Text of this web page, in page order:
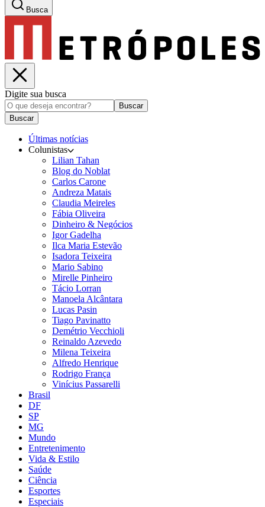
Busca
Digite sua busca
Buscar
Buscar
Últimas notícias
Colunistas
Lilian Tahan
Blog do Noblat
Carlos Carone
Andreza Matais
Claudia Meireles
Fábia Oliveira
Dinheiro & Negócios
Igor Gadelha
Ilca Maria Estevão
Isadora Teixeira
Mario Sabino
Mirelle Pinheiro
Tácio Lorran
Manoela Alcântara
Lucas Pasin
Tiago Pavinatto
Demétrio Vecchioli
Reinaldo Azevedo
Milena Teixeira
Alfredo Henrique
Rodrigo França
Vinícius Passarelli
Brasil
DF
SP
MG
Mundo
Entretenimento
Vida & Estilo
Saúde
Ciência
Esportes
Especiais